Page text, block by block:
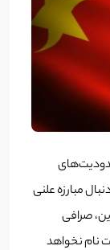
مبارزه علنی
صرافی
نام نخواهد